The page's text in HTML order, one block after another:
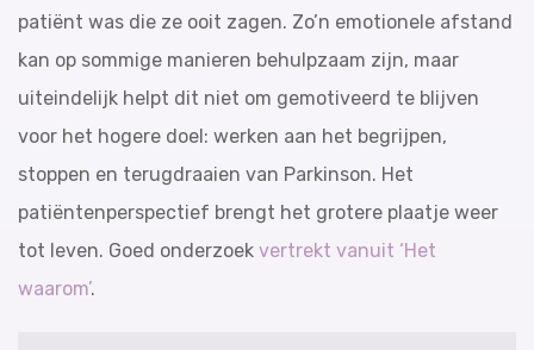
patiënt was die ze ooit zagen. Zo’n emotionele afstand
kan op sommige manieren behulpzaam zijn, maar
uiteindelijk helpt dit niet om gemotiveerd te blijven
voor het hogere doel: werken aan het begrijpen,
stoppen en terugdraaien van Parkinson. Het
patiëntenperspectief brengt het grotere plaatje weer
tot leven. Goed onderzoek vertrekt vanuit ‘Het
waarom’.